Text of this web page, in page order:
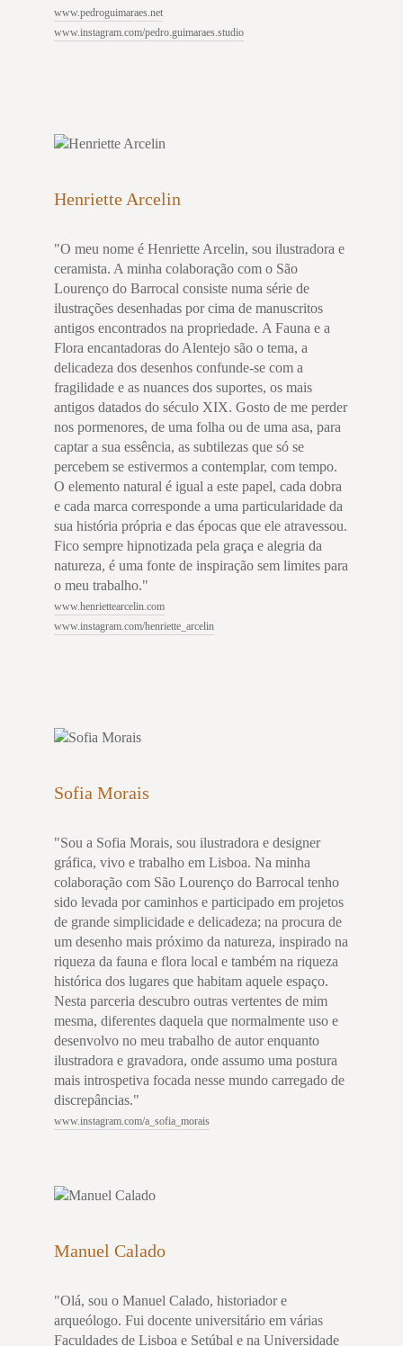
www.pedroguimaraes.net
www.instagram.com/pedro.guimaraes.studio
Henriette Arcelin
"O meu nome é Henriette Arcelin, sou ilustradora e
ceramista. A minha colaboração com o São
Lourenço do Barrocal consiste numa série de
ilustrações desenhadas por cima de manuscritos
antigos encontrados na propriedade. A Fauna e a
Flora encantadoras do Alentejo são o tema, a
delicadeza dos desenhos confunde-se com a
fragilidade e as nuances dos suportes, os mais
antigos datados do século XIX. Gosto de me perder
nos pormenores, de uma folha ou de uma asa, para
captar a sua essência, as subtilezas que só se
percebem se estivermos a contemplar, com tempo.
O elemento natural é igual a este papel, cada dobra
e cada marca corresponde a uma particularidade da
sua história própria e das épocas que ele atravessou.
Fico sempre hipnotizada pela graça e alegria da
natureza, é uma fonte de inspiração sem limites para
o meu trabalho."
www.henriettearcelin.com
www.instagram.com/henriette_arcelin
Sofia Morais
"Sou a Sofia Morais, sou ilustradora e designer
gráfica, vivo e trabalho em Lisboa. Na minha
colaboração com São Lourenço do Barrocal tenho
sido levada por caminhos e participado em projetos
de grande simplicidade e delicadeza; na procura de
um desenho mais próximo da natureza, inspirado na
riqueza da fauna e flora local e também na riqueza
histórica dos lugares que habitam aquele espaço.
Nesta parceria descubro outras vertentes de mim
mesma, diferentes daquela que normalmente uso e
desenvolvo no meu trabalho de autor enquanto
ilustradora e gravadora, onde assumo uma postura
mais introspetiva focada nesse mundo carregado de
discrepâncias."
www.instagram.com/a_sofia_morais
Manuel Calado
"Olá, sou o Manuel Calado, historiador e
arqueólogo. Fui docente universitário em várias
Faculdades de Lisboa e Setúbal e na Universidade